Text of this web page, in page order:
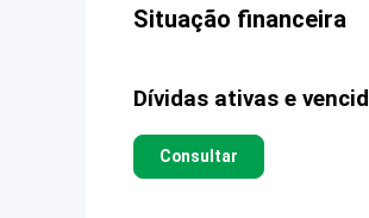
Situação financeira
Dívidas ativas e
Consultar